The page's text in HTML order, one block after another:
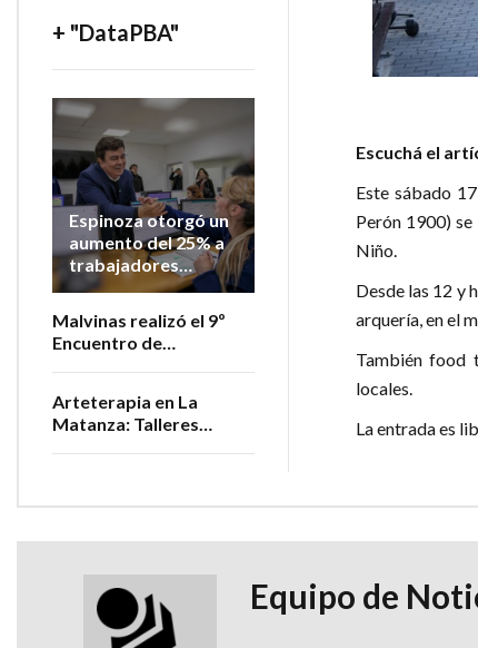
+ "DataPBA"
Espinoza otorgó un
aumento del 25% a
trabajadores
municipales en lo
Malvinas realizó el 9º
Encuentro de
Provincia
Arteterapia en La
Matanza: Talleres
Escuchá el
Este sábado
Perón 1900)
Niño.
Desde las 12 y
arquería, en el
También food
locales.
La entrada es
Equipo de